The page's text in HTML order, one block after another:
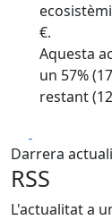
€.
Aquesta
un 57%
restant
Darrera
RSS
L'actualitat a